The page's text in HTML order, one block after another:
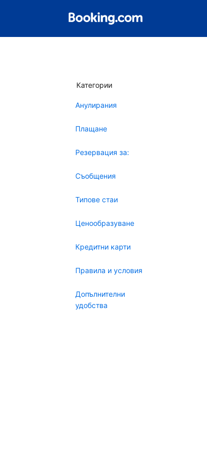
Категории
Анулирания
Плащане
Резервация за:
Съобщения
Типове стаи
Ценообразуване
Кредитни карти
Правила и условия
Допълнителни
удобства